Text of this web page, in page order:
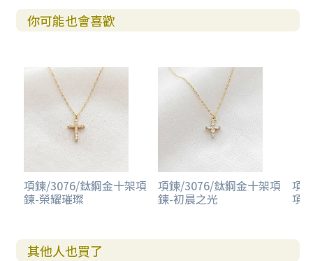
你可能也會喜歡
項鍊/3076/鈦鋼金十架項
鍊-榮耀璀璨
項鍊/3076/鈦鋼金十架項
鍊-初晨之光
項
項
其他人也買了